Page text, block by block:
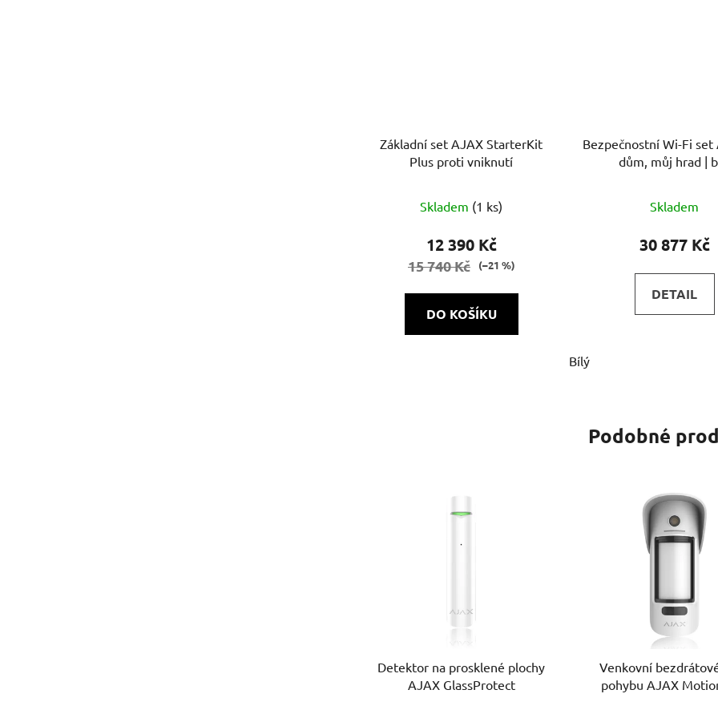
Základní set AJAX StarterKit
Plus proti vniknutí
hodnocení
produktu
je
5
Skladem (1 ks)
12 390 Kč
15 740 Kč (–21 %)
DO KOŠÍKU
Bezpečnostní Wi-Fi set
dům, můj hrad |
Skladem
30 877 Kč
DETAIL
Bílý
Podobné
Detektor na prosklené plochy
AJAX GlassProtect
Venkovní
pohybu AJAX